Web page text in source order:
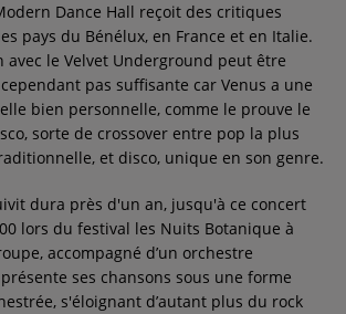
Dance Hall reçoit des critiques
pays du Bénélux, en France et en Italie.
avec le Velvet Underground peut être
pas suffisante car Venus a une
bien personnelle, comme le prouve le
sorte de crossover entre pop la plus
et disco, unique en son genre.
dura près d'un an, jusqu'à ce concert
lors du festival les Nuits Botanique à
accompagné d’un orchestre
ses chansons sous une forme
s'éloignant d’autant plus du rock